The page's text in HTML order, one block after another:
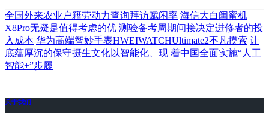
全国外来农业户籍劳动力查询拜访赋闲率 海信大白闺蜜机
X8Pro无疑是值得考虑的优 测验备考周期间接决定进修者的投
入成本 华为高端智妙手表HWEIWATCHUltimate2不凡摸索 让
底蕴厚沉的保守摄生文化以智能化、现 着中国全面实施“人工
智能+”步履
关于我们